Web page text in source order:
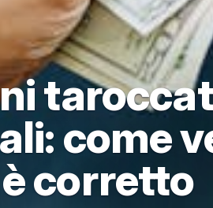
come
corretto